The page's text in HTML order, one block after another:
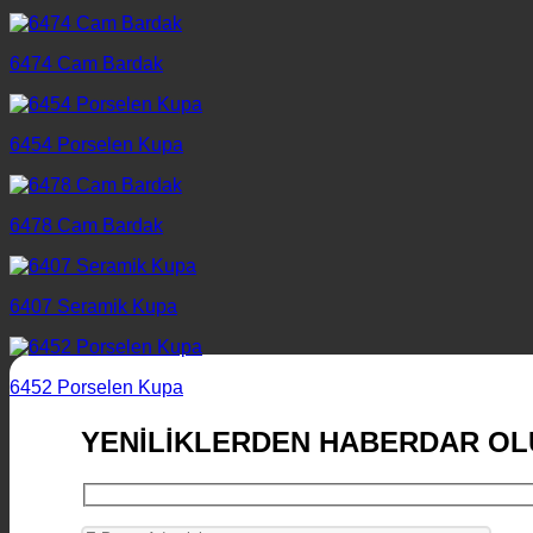
6474 Cam Bardak
6454 Porselen Kupa
6478 Cam Bardak
6407 Seramik Kupa
6452 Porselen Kupa
YENİLİKLERDEN HABERDAR